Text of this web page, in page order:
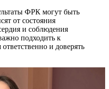
ФРК могут быть
от состояния
и соблюдения
подходить к
и доверять